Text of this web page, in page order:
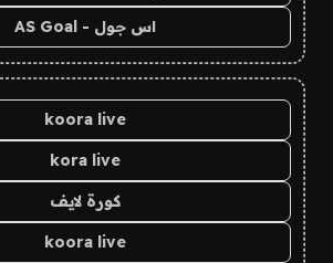
اس جول - AS Goal
koora live
kora live
كورة لايف
koora live